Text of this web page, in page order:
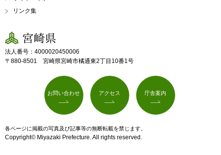
リンク集
宮崎県
法人番号：4000020450006
〒880-8501 宮崎県宮崎市橘通東2丁目10番1号
お問い合わせ アクセス 庁舎案内
各ページに掲載の写真及び記事等の無断転載を禁じます。
Copyright© Miyazaki Prefecture. All rights reserved.